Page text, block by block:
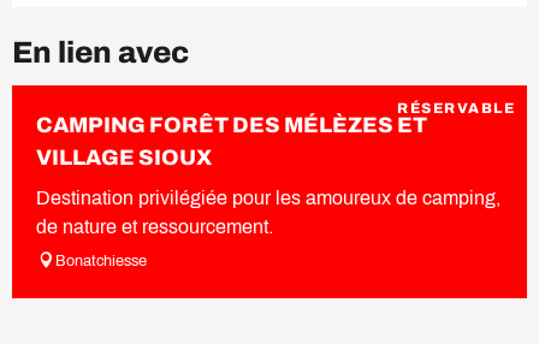
En lien avec
CAMPING FORÊT DES MÉLÈZES ET
VILLAGE SIOUX
Destination privilégiée pour les amoureux de camping,
de nature et ressourcement.
Bonatchiesse
RÉSERVABLE